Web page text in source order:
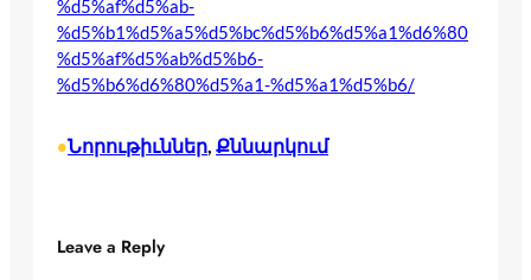
%d5%af%d5%ab-
%d5%b1%d5%a5%d5%bc%d5%b6%d5%a1%d6%80
%d5%af%d5%ab%d5%b6-
%d5%b6%d6%80%d5%a1-%d5%a1%d5%b6/
•Նորութիւններ, Քննարկում
Leave a Reply